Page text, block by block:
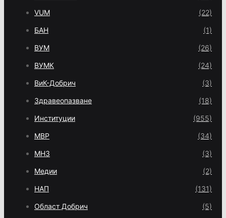
VUM (22)
БАН (1)
ВУМ (26)
ВУМК (24)
ВиК-Добрич (3)
Здравеопазване (18)
Институции (955)
МВР (34)
МНЗ (3)
Медии (2)
НАП (131)
Област Добрич (5)